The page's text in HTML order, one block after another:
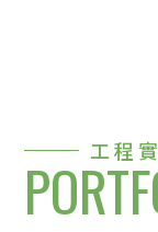
工程